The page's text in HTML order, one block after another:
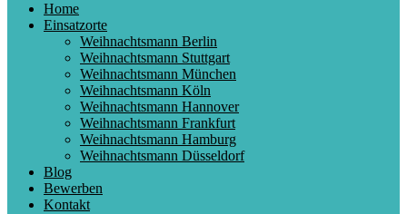
Home
Einsatzorte
Weihnachtsmann Berlin
Weihnachtsmann Stuttgart
Weihnachtsmann München
Weihnachtsmann Köln
Weihnachtsmann Hannover
Weihnachtsmann Frankfurt
Weihnachtsmann Hamburg
Weihnachtsmann Düsseldorf
Blog
Bewerben
Kontakt